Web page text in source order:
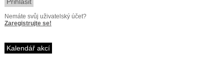
Nemáte svůj uživatelský účet?
Zaregistrujte se!
Kalendář akcí